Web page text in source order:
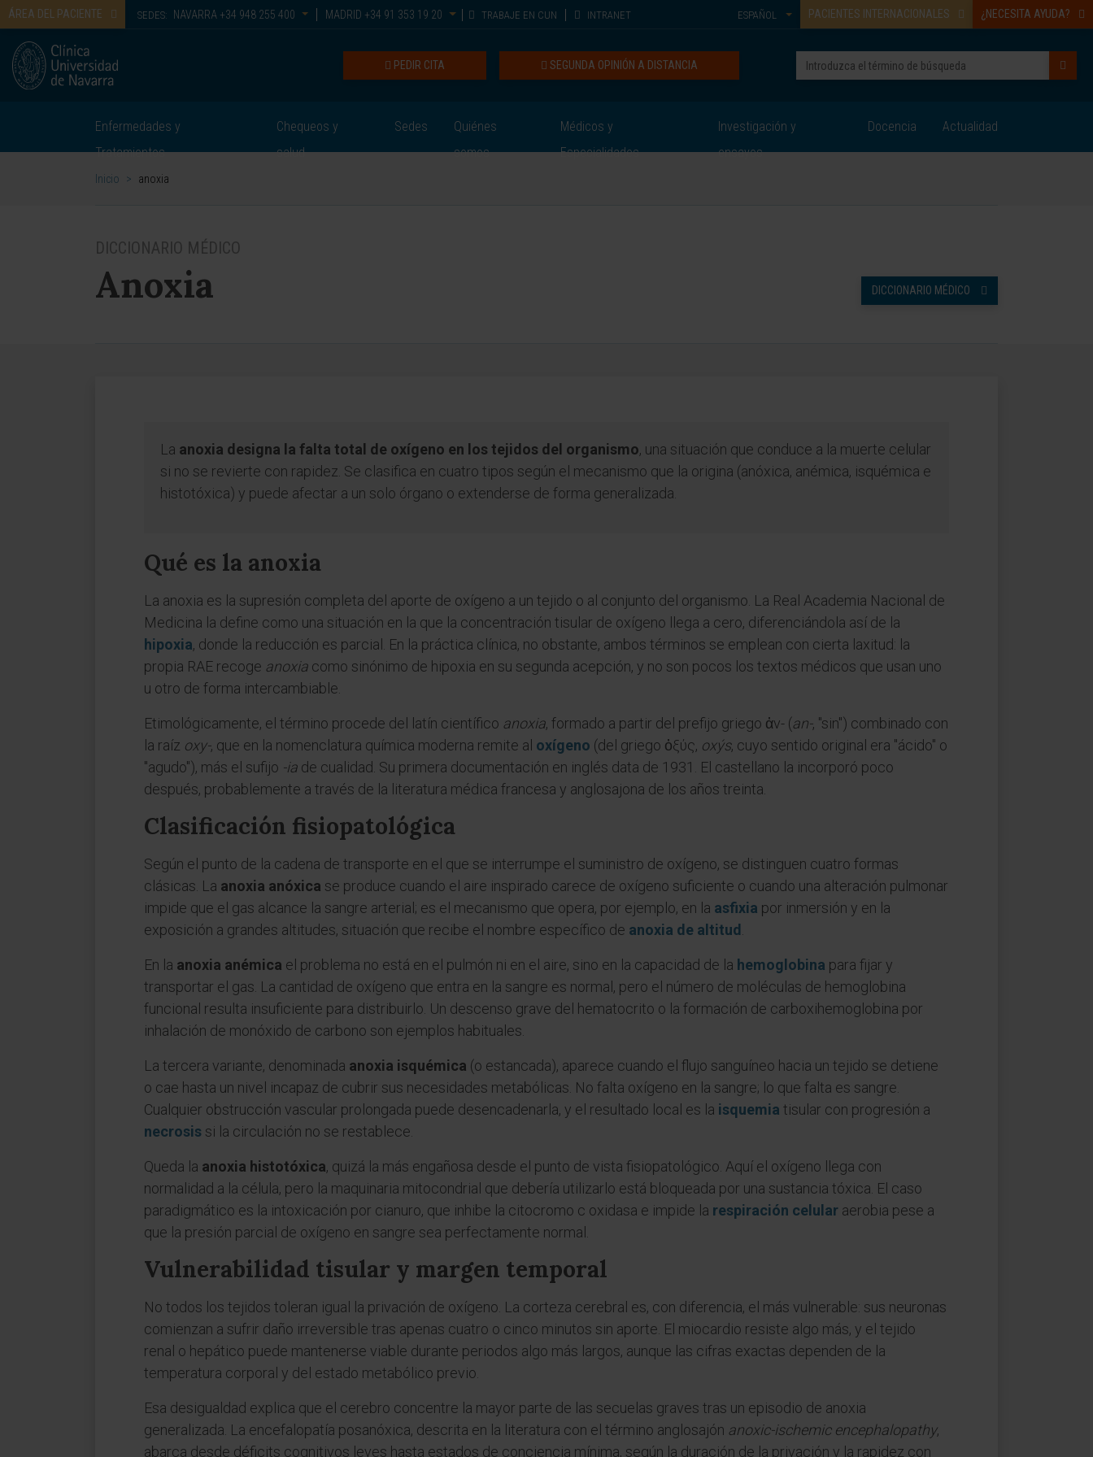
ÁREA DEL PACIENTE SEDES: NAVARRA +34 948 255 400 MADRID +34 91 353 19 20 TRABAJE EN CUN INTRANET PACIENTES INTERNACIONALES ¿NECESITA AYUDA?
ESPAÑOL
SEGUNDA OPINIÓN A DISTANCIA
PEDIR CITA
Enfermedades y
Tratamientos
Chequeos y
salud
Sedes
Quiénes
somos
Médicos y
Especialidades
Investigación y
ensayos
Docencia Actualidad
Inicio > anoxia
DICCIONARIO MÉDICO
Anoxia DICCIONARIO MÉDICO
La anoxia designa la falta total de oxígeno en los tejidos del organismo, una situación que conduce a la muerte celular
si no se revierte con rapidez. Se clasifica en cuatro tipos según el mecanismo que la origina (anóxica, anémica, isquémica e
histotóxica) y puede afectar a un solo órgano o extenderse de forma generalizada.
Qué es la anoxia
La anoxia es la supresión completa del aporte de oxígeno a un tejido o al conjunto del organismo. La Real Academia Nacional de
Medicina la define como una situación en la que la concentración tisular de oxígeno llega a cero, diferenciándola así de la
hipoxia, donde la reducción es parcial. En la práctica clínica, no obstante, ambos términos se emplean con cierta laxitud: la
propia RAE recoge anoxia como sinónimo de hipoxia en su segunda acepción, y no son pocos los textos médicos que usan uno
u otro de forma intercambiable.
Etimológicamente, el término procede del latín científico anoxia, formado a partir del prefijo griego ἀν- (an-, "sin") combinado con
la raíz oxy-, que en la nomenclatura química moderna remite al oxígeno (del griego ὀξύς, oxýs, cuyo sentido original era "ácido" o
"agudo"), más el sufijo -ia de cualidad. Su primera documentación en inglés data de 1931. El castellano la incorporó poco
después, probablemente a través de la literatura médica francesa y anglosajona de los años treinta.
Clasificación fisiopatológica
Según el punto de la cadena de transporte en el que se interrumpe el suministro de oxígeno, se distinguen cuatro formas
clásicas. La anoxia anóxica se produce cuando el aire inspirado carece de oxígeno suficiente o cuando una alteración pulmonar
impide que el gas alcance la sangre arterial; es el mecanismo que opera, por ejemplo, en la asfixia por inmersión y en la
exposición a grandes altitudes, situación que recibe el nombre específico de anoxia de altitud
En la anoxia anémica el problema no está en el pulmón ni en el aire, sino en la capacidad de la hemoglobina para fijar y
transportar el gas. La cantidad de oxígeno que entra en la sangre es normal, pero el número de moléculas de hemoglobina
funcional resulta insuficiente para distribuirlo. Un descenso grave del hematocrito o la formación de carboxihemoglobina por
inhalación de monóxido de carbono son ejemplos habituales.
La tercera variante, denominada anoxia isquémica (o estancada), aparece cuando el flujo sanguíneo hacia un tejido se detiene
o cae hasta un nivel incapaz de cubrir sus necesidades metabólicas. No falta oxígeno en la sangre; lo que falta es sangre.
Cualquier obstrucción vascular prolongada puede desencadenarla, y el resultado local es la isquemia tisular con progresión a
necrosis si la circulación no se restablece.
Queda la anoxia histotóxica, quizá la más engañosa desde el punto de vista fisiopatológico. Aquí el oxígeno llega con
normalidad a la célula, pero la maquinaria mitocondrial que debería utilizarlo está bloqueada por una sustancia tóxica. El caso
paradigmático es la intoxicación por cianuro, que inhibe la citocromo c oxidasa e impide la respiración celular aerobia pese a
que la presión parcial de oxígeno en sangre sea perfectamente normal.
Vulnerabilidad tisular y margen temporal
No todos los tejidos toleran igual la privación de oxígeno. La corteza cerebral es, con diferencia, el más vulnerable: sus neuronas
comienzan a sufrir daño irreversible tras apenas cuatro o cinco minutos sin aporte. El miocardio resiste algo más, y el tejido
renal o hepático puede mantenerse viable durante periodos algo más largos, aunque las cifras exactas dependen de la
temperatura corporal y del estado metabólico previo.
Esa desigualdad explica que el cerebro concentre la mayor parte de las secuelas graves tras un episodio de anoxia
generalizada. La encefalopatía posanóxica, descrita en la literatura con el término anglosajón anoxic-ischemic encephalopathy,
abarca desde déficits cognitivos leves hasta estados de conciencia mínima, según la duración de la privación y la rapidez con